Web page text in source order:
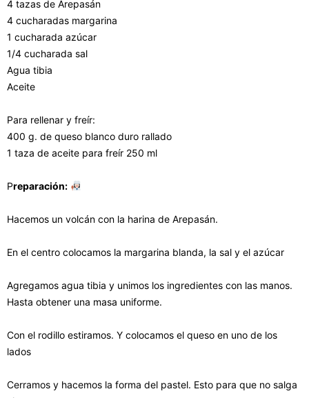
4 tazas de Arepasán
4 cucharadas margarina
1 cucharada azúcar
1/4 cucharada sal
Agua tibia
Aceite
Para rellenar y freír:
400 g. de queso blanco duro rallado
1 taza de aceite para freír 250 ml
Preparación:
Hacemos un volcán con la harina de Arepasán.
En el centro colocamos la margarina blanda, la sal y el azúcar
Agregamos agua tibia y unimos los ingredientes con las manos.
Hasta obtener una masa uniforme.
Con el rodillo estiramos. Y colocamos el queso en uno de los
lados
Cerramos y hacemos la forma del pastel. Esto para que no salga